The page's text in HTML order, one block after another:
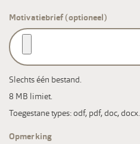
Motivatiebrief (optioneel)
Slechts één bestand.
8 MB limiet.
Toegestane types: odf, pdf, doc, docx.
Opmerking